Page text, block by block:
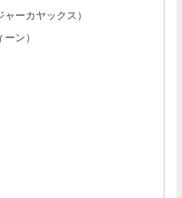
ーカヤックス）
ン）